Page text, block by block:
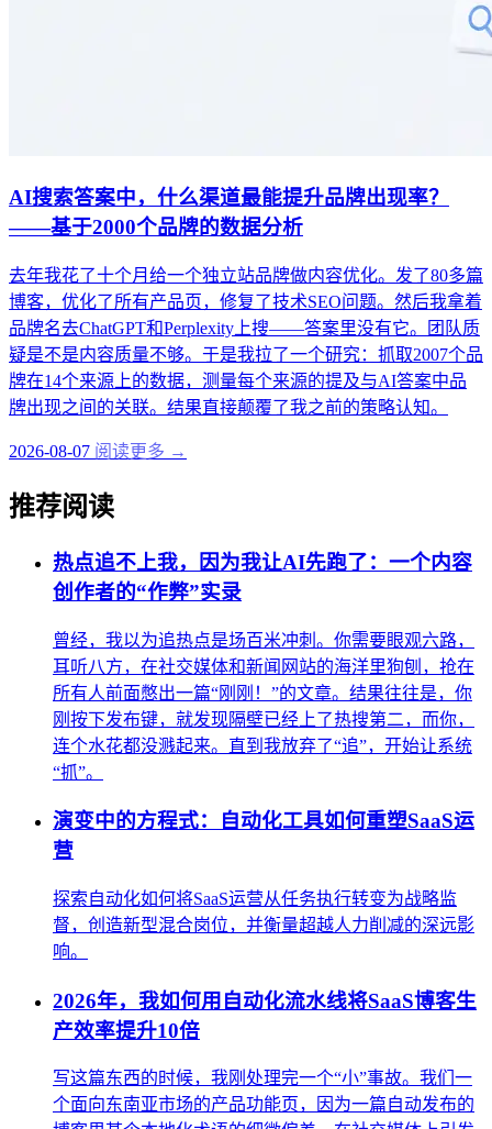
AI搜索答案中，什么渠道最能提升品牌出现率？
——基于2000个品牌的数据分析
去年我花了十个月给一个独立站品牌做内容优化。发了80多篇
博客，优化了所有产品页，修复了技术SEO问题。然后我拿着
品牌名去ChatGPT和Perplexity上搜——答案里没有它。团队质
疑是不是内容质量不够。于是我拉了一个研究：抓取2007个品
牌在14个来源上的数据，测量每个来源的提及与AI答案中品
牌出现之间的关联。结果直接颠覆了我之前的策略认知。
2026-08-07 阅读更多 →
推荐阅读
热点追不上我，因为我让AI先跑了：一个内容
创作者的“作弊”实录
曾经，我以为追热点是场百米冲刺。你需要眼观六路，
耳听八方，在社交媒体和新闻网站的海洋里狗刨，抢在
所有人前面憋出一篇“刚刚！”的文章。结果往往是，你
刚按下发布键，就发现隔壁已经上了热搜第二，而你，
连个水花都没溅起来。直到我放弃了“追”，开始让系统
“抓”。
演变中的方程式：自动化工具如何重塑SaaS运
营
探索自动化如何将SaaS运营从任务执行转变为战略监
督，创造新型混合岗位，并衡量超越人力削减的深远影
响。
2026年，我如何用自动化流水线将SaaS博客生
产效率提升10倍
写这篇东西的时候，我刚处理完一个“小”事故。我们一
个面向东南亚市场的产品功能页，因为一篇自动发布的